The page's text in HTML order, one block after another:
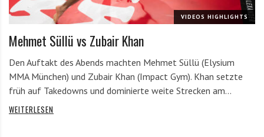
VIDEOS HIGHLIGHTS
Mehmet Süllü vs Zubair Khan
Den Auftakt des Abends machten Mehmet Süllü (Elysium
MMA München) und Zubair Khan (Impact Gym). Khan setzte
früh auf Takedowns und dominierte weite Strecken am…
WEITERLESEN